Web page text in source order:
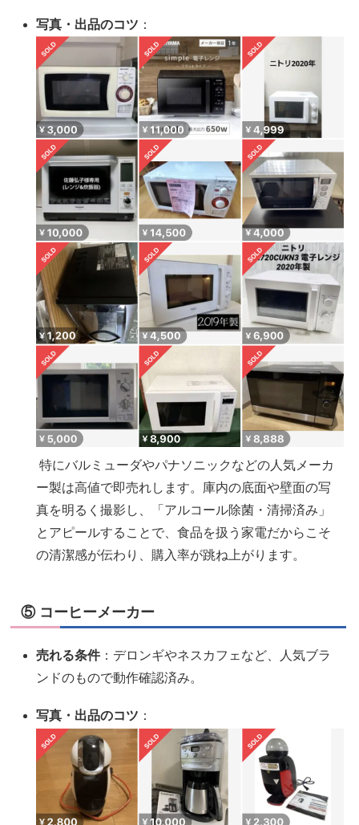
写真・出品のコツ ：
特にバルミューダやパナソニックなどの人気メーカ
ー製は高値で即売れします。庫内の底面や壁面の写
真を明るく撮影し、「アルコール除菌・清掃済み」
とアピールすることで、食品を扱う家電だからこそ
の清潔感が伝わり、購入率が跳ね上がります。
⑤ コーヒーメーカー
売れる条件：デロンギやネスカフェなど、人気ブラ
ンドのもので動作確認済み。
写真・出品のコツ ：